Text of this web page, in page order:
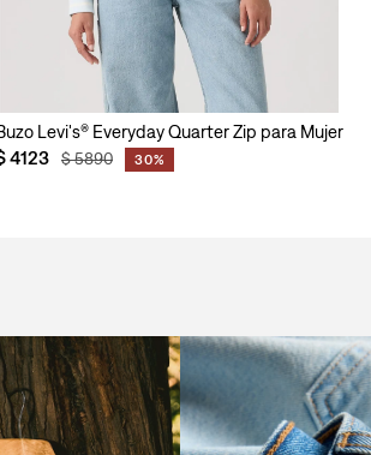
Levi's® Everyday Quarter Zip para Mujer
4123 $5890 30%